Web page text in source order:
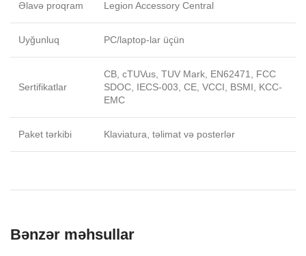
Əlavə proqram Legion Accessory Central
Uyğunluq PC/laptop-lar üçün
Sertifikatlar
CB, cTUVus, TUV Mark, EN62471, FCC
SDOC, IECS-003, CE, VCCI, BSMI, KCC-
EMC
Paket tərkibi Klaviatura, təlimat və posterlər
Bənzər məhsullar